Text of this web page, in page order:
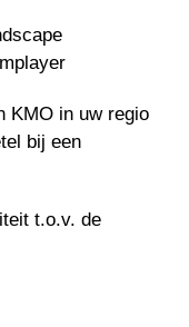
KMO in uw regio
bij een
t.o.v. de